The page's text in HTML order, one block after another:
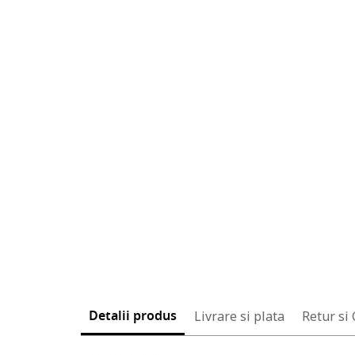
Detalii produs Livrare si plata Retur si